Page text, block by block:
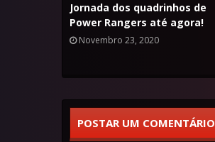
Jornada dos quadrinhos de
Power Rangers até agora!
Novembro 23, 2020
POSTAR UM COMENTÁRIO